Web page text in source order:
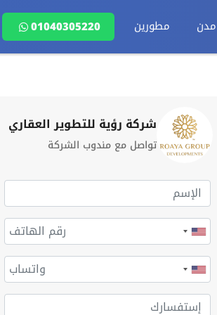
مدن مطورين 01040305220
شركة رؤية للتطوير العقاري
تواصل مع مندوب الشركة